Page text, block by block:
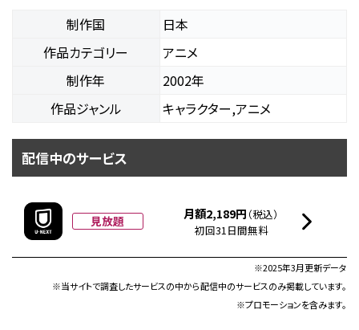
制作国
日本
作品カテゴリー
アニメ
制作年
2002年
作品ジャンル
キャラクター,アニメ
配信中のサービス
見放題 月額2,189円 （税込）
初回31日間無料
※2025年3月更新データ
※当サイトで調査したサービスの中から配信中のサービスのみ掲載しています。
※プロモーションを含みます。